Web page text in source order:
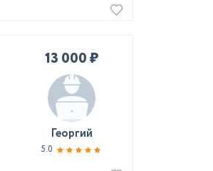
13 000 ₽
Георгий
5.0